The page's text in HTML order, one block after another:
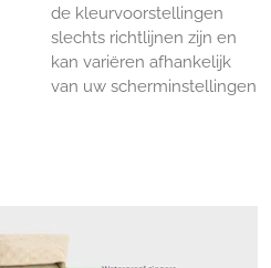
de kleurvoorstellingen
slechts richtlijnen zijn en
kan variëren afhankelijk
van uw scherminstellingen